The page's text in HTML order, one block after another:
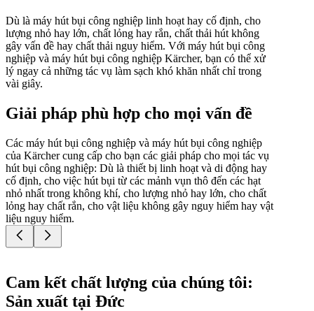
Dù là máy hút bụi công nghiệp linh hoạt hay cố định, cho
lượng nhỏ hay lớn, chất lỏng hay rắn, chất thải hút không
gây vấn đề hay chất thải nguy hiểm. Với máy hút bụi công
nghiệp và máy hút bụi công nghiệp Kärcher, bạn có thể xử
lý ngay cả những tác vụ làm sạch khó khăn nhất chỉ trong
vài giây.
Giải pháp phù hợp cho mọi vấn đề
Các máy hút bụi công nghiệp và máy hút bụi công nghiệp
của Kärcher cung cấp cho bạn các giải pháp cho mọi tác vụ
hút bụi công nghiệp: Dù là thiết bị linh hoạt và di động hay
cố định, cho việc hút bụi từ các mảnh vụn thô đến các hạt
nhỏ nhất trong không khí, cho lượng nhỏ hay lớn, cho chất
lỏng hay chất rắn, cho vật liệu không gây nguy hiểm hay vật
liệu nguy hiểm.
Cam kết chất lượng của chúng tôi:
Sản xuất tại Đức